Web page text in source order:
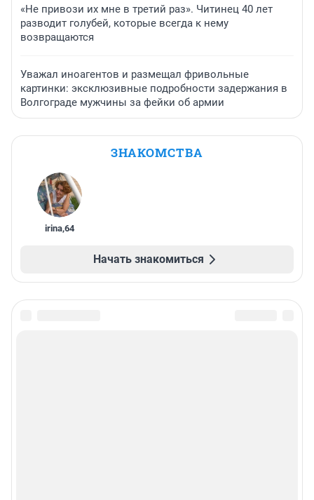
«Не привози их мне в третий раз». Читинец 40 лет
разводит голубей, которые всегда к нему
возвращаются
Уважал иноагентов и размещал фривольные
картинки: эксклюзивные подробности задержания в
Волгограде мужчины за фейки об армии
ЗНАКОМСТВА
irina,64
Начать знакомиться